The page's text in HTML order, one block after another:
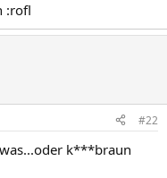
:rofl
#22
k***braun